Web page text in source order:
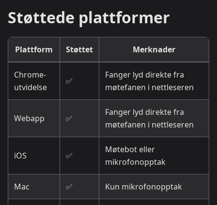
Støttede plattformer
Plattform Støttet Merknader
Chrome-
utvidelse
✅
Fanger lyd direkte fra
møtefanen i nettleseren
Webapp ✅
Fanger lyd direkte fra
møtefanen i nettleseren
iOS ✅
Møtebot eller
mikrofonopptak
Mac ✅ Kun mikrofonopptak